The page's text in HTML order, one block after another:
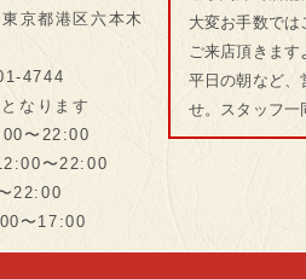
京都港区六本木
4744
なります
〜22:00
〜22:00
22:00
〜17:00
大変お手数で
ご来店頂きま
平日の朝など、
せ。スタッフ一